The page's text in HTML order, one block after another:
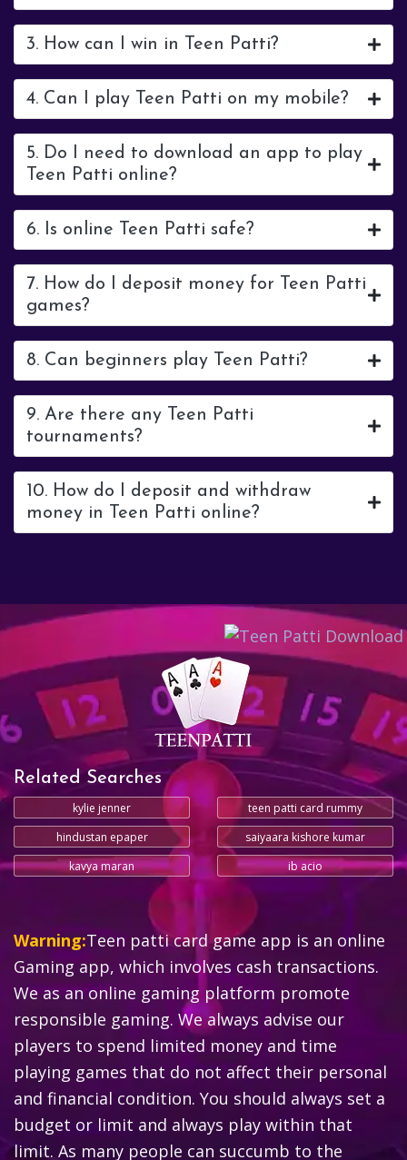
3. How can I win in Teen Patti?
4. Can I play Teen Patti on my mobile?
5. Do I need to download an app to play
Teen Patti online?
6. Is online Teen Patti safe?
7. How do I deposit money for Teen Patti
games?
8. Can beginners play Teen Patti?
9. Are there any Teen Patti
tournaments?
10. How do I deposit and withdraw
money in Teen Patti online?
Related Searches
kylie jenner
teen patti card rummy
hindustan epaper
saiyaara kishore kumar
kavya maran
ib acio
Warning:Teen patti card game app is an online
Gaming app, which involves cash transactions.
We as an online gaming platform promote
responsible gaming. We always advise our
players to spend limited money and time
playing games that do not affect their personal
and financial condition. You should always set a
budget or limit and always play within that
limit. As many people can succumb to the